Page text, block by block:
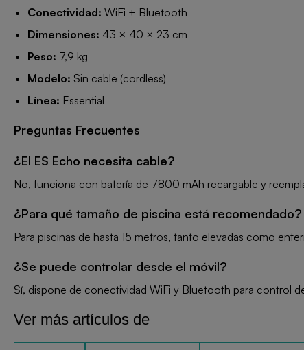
Conectividad: WiFi + Bluetooth
Dimensiones: 43 × 40 × 23 cm
Peso: 7,9 kg
Modelo: Sin cable (cordless)
Línea: Essential
Preguntas Frecuentes
¿El ES Echo necesita cable?
No, funciona con batería de 7800 mAh recargable y
¿Para qué tamaño de piscina está recomendado?
Para piscinas de hasta 15 metros, tanto elevadas como
¿Se puede controlar desde el móvil?
Sí, dispone de conectividad WiFi y Bluetooth para control
Ver más artículos de